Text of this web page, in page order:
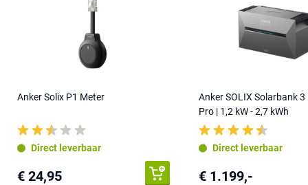
Anker Solix P1 Meter
Direct leverbaar
€ 24,95
Anker SOLIX Solarbank 3
Pro | 1,2 kW - 2,7 kWh
Direct leverbaar
€ 1.199,-